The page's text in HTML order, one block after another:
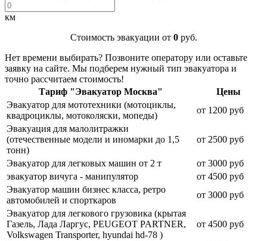
км
Стоимость эвакуации от 0руб.
Нет времени выбирать? Позвоните оператору или оставьте
заявку на сайте. Мы подберем нужный тип эвакуатора и
точно рассчитаем стоимость!
Тариф "Эвакуатор Москва"
Цены
Эвакуатор для мототехники (мотоциклы,
квадроциклы, мотоколяски, мопеды)
от 1200 руб
Эвакуация для малолитражки
(отечественные модели и иномарки до 1,5
тонн)
от 2500 руб
Эвакуатор для легковых машин от 2 т
от 3000 руб
эвакуатор вичуга - манипулятор
от 4500 руб
Эвакуатор машин бизнес класса, ретро
автомобилей и спорткаров
от 3000 руб
Эвакуатор для легкового грузовика (крытая
Газель, Лада Ларгус, PEUGEOT PARTNER,
Volkswagen Transporter, hyundai hd-78 )
от 4500 руб